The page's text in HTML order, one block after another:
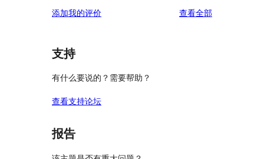
价
评
星
价
1
评
添加我的评价 查看全部评
支持
有什么要说的？需要帮助？
查看支持论坛
报告